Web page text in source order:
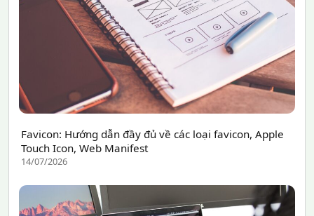
Favicon: Hướng dẫn đầy đủ về các loại favicon, Apple
Touch Icon, Web Manifest
14/07/2026